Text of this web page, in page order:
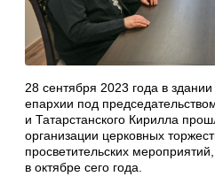
28 сентября 2023 года в
епархии под
и Татарстанского Кирилла
организации церковных
просветительских
в октябре сего года.